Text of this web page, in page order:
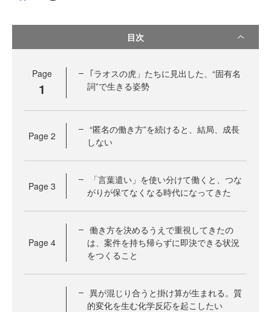
目次
Page
1
｢ラオスの虎」たちに見出した、“固有名
詞”で生きる姿勢
Page 2
“匿名の働き方”を続けると、結局、成長
しない
Page 3
「言葉遣い」を使い分けて働くと、つな
がりが保てなくなる時代になってきた
Page 4
働き方を決めるうえで重視してきたの
は、案件を持ち帰らずに即決できる状況
をつくること
異が混じり合うと掛け算が生まれる。質
的変化を生む化学反応を起こしたい